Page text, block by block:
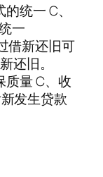
统一 C、
一
借新还旧可
还旧。
质量 C、收
发生贷款